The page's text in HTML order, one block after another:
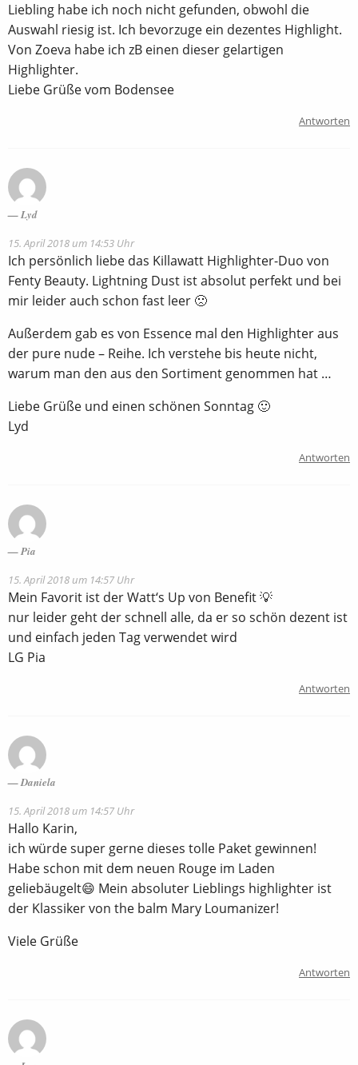
Liebling habe ich noch nicht gefunden, obwohl die
Auswahl riesig ist. Ich bevorzuge ein dezentes Highlight.
Von Zoeva habe ich zB einen dieser gelartigen
Highlighter.
Liebe Grüße vom Bodensee
Antworten
Lyd
15. April 2018 um 14:53 Uhr
Ich persönlich liebe das Killawatt Highlighter-Duo von
Fenty Beauty. Lightning Dust ist absolut perfekt und bei
mir leider auch schon fast leer 🙁
Außerdem gab es von Essence mal den Highlighter aus
der pure nude – Reihe. Ich verstehe bis heute nicht,
warum man den aus den Sortiment genommen hat …
Liebe Grüße und einen schönen Sonntag 🙂
Lyd
Antworten
Pia
15. April 2018 um 14:57 Uhr
Mein Favorit ist der Watt‘s Up von Benefit 💡
nur leider geht der schnell alle, da er so schön dezent ist
und einfach jeden Tag verwendet wird
LG Pia
Antworten
Daniela
15. April 2018 um 14:57 Uhr
Hallo Karin,
ich würde super gerne dieses tolle Paket gewinnen!
Habe schon mit dem neuen Rouge im Laden
geliebäugelt😄 Mein absoluter Lieblings highlighter ist
der Klassiker von the balm Mary Loumanizer!
Viele Grüße
Antworten